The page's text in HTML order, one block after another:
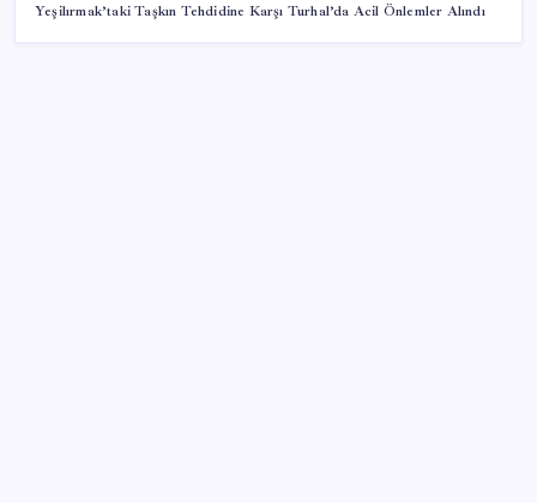
Yeşilırmak’taki Taşkın Tehdidine Karşı Turhal’da Acil Önlemler Alındı